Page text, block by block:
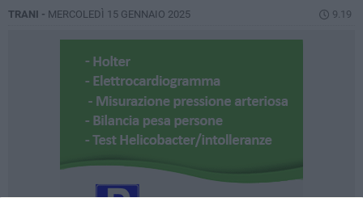
TRANI - MERCOLEDÌ 15 GENNAIO 2025 9.19